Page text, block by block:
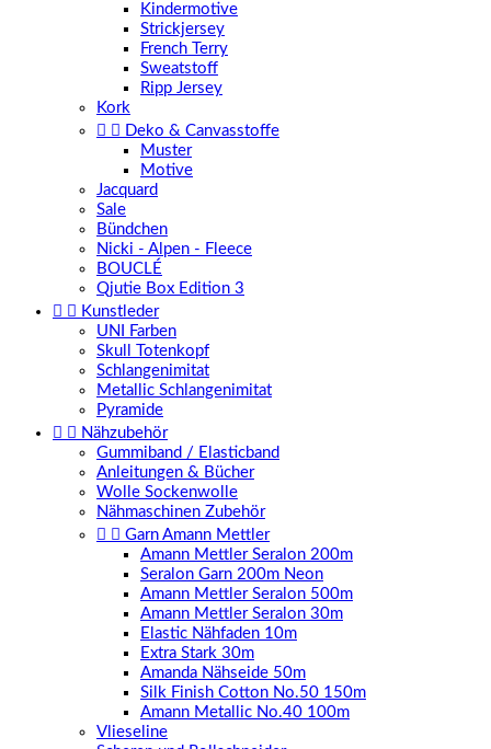
Kindermotive
Strickjersey
French Terry
Sweatstoff
Ripp Jersey
Kork
  Deko & Canvasstoffe
Muster
Motive
Jacquard
Sale
Bündchen
Nicki - Alpen - Fleece
BOUCLÉ
Qjutie Box Edition 3
  Kunstleder
UNI Farben
Skull Totenkopf
Schlangenimitat
Metallic Schlangenimitat
Pyramide
  Nähzubehör
Gummiband / Elasticband
Anleitungen & Bücher
Wolle Sockenwolle
Nähmaschinen Zubehör
  Garn Amann Mettler
Amann Mettler Seralon 200m
Seralon Garn 200m Neon
Amann Mettler Seralon 500m
Amann Mettler Seralon 30m
Elastic Nähfaden 10m
Extra Stark 30m
Amanda Nähseide 50m
Silk Finish Cotton No.50 150m
Amann Metallic No.40 100m
Vlieseline